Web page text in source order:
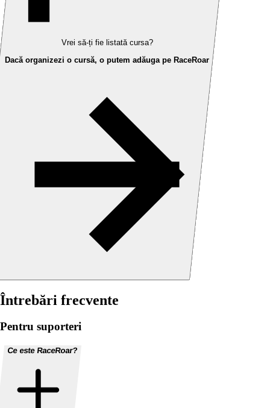
Vrei să-ți fie listată cursa?
Dacă organizezi o cursă, o putem adăuga pe RaceRoar
Întrebări frecvente
Pentru suporteri
Ce este RaceRoar?